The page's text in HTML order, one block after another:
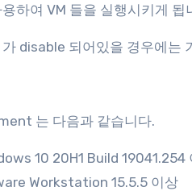
용하여 VM 들을 실행시키게 됩
disable 되어있을 경우에는
는 다음과 같습니다.
10 20H1 Build 19041.254
Workstation 15.5.5 이상